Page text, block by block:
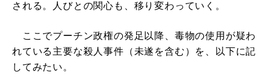
される。人びとの関心も、移り変わっていく。
ここでプーチン政権の発足以降、毒物の使用が疑わ
れている主要な殺人事件（未遂を含む）を、以下に記
してみたい。